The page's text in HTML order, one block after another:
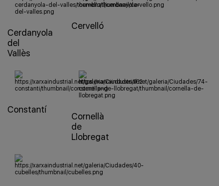
Cerdanyola
del
Vallès
Cervelló
Constantí
Cornellà
de
Llobregat